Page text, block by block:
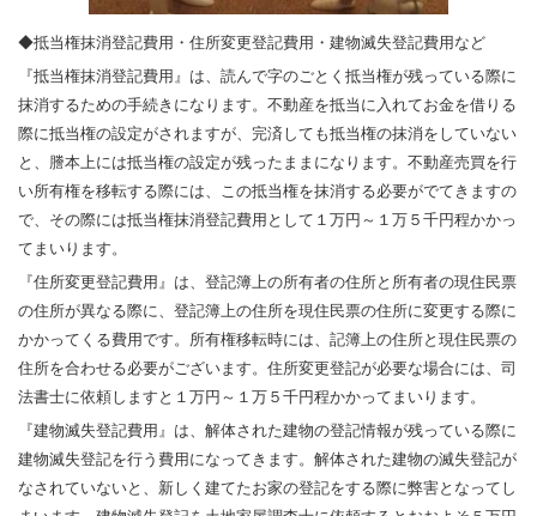
◆抵当権抹消登記費用・住所変更登記費用・建物滅失登記費用など
『抵当権抹消登記費用』は、読んで字のごとく抵当権が残っている際に
抹消するための手続きになります。不動産を抵当に入れてお金を借りる
際に抵当権の設定がされますが、完済しても抵当権の抹消をしていない
と、謄本上には抵当権の設定が残ったままになります。不動産売買を行
い所有権を移転する際には、この抵当権を抹消する必要がでてきますの
で、その際には抵当権抹消登記費用として１万円～１万５千円程かかっ
てまいります。
『住所変更登記費用』は、登記簿上の所有者の住所と所有者の現住民票
の住所が異なる際に、登記簿上の住所を現住民票の住所に変更する際に
かかってくる費用です。所有権移転時には、記簿上の住所と現住民票の
住所を合わせる必要がございます。住所変更登記が必要な場合には、司
法書士に依頼しますと１万円～１万５千円程かかってまいります。
『建物滅失登記費用』は、解体された建物の登記情報が残っている際に
建物滅失登記を行う費用になってきます。解体された建物の滅失登記が
なされていないと、新しく建てたお家の登記をする際に弊害となってし